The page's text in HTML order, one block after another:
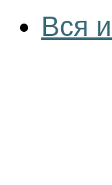
Вся